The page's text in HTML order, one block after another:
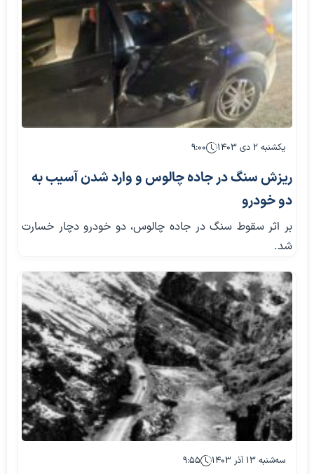
یکشنبه ۲ دی ۱۴۰۳ ۹:۰۰
ریزش سنگ در جاده چالوس و وارد شدن آسیب به
دو خودرو
بر اثر سقوط سنگ در جاده چالوس، دو خودرو دچار خسارت
شد.
سه‌شنبه ۱۳ آذر ۱۴۰۳ ۹:۵۵